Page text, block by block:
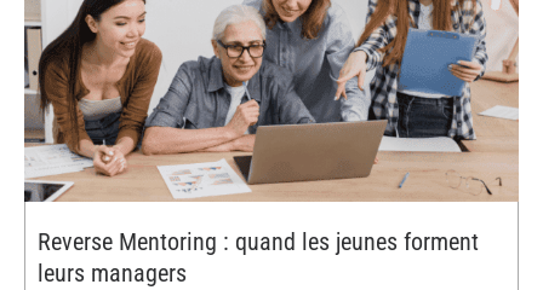
Reverse Mentoring : quand les jeunes forment
leurs managers